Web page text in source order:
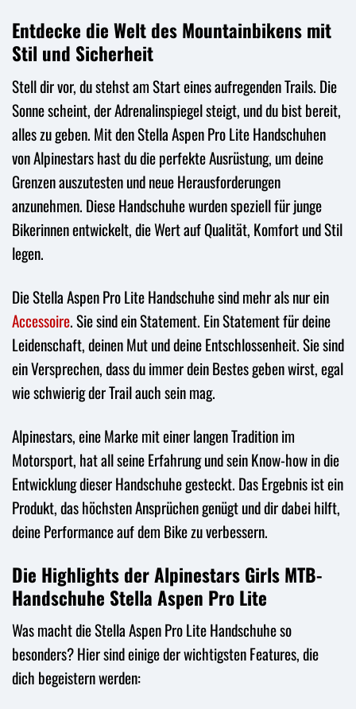
Entdecke die Welt des Mountainbikens mit
Stil und Sicherheit
Stell dir vor, du stehst am Start eines aufregenden Trails. Die
Sonne scheint, der Adrenalinspiegel steigt, und du bist bereit,
alles zu geben. Mit den Stella Aspen Pro Lite Handschuhen
von Alpinestars hast du die perfekte Ausrüstung, um deine
Grenzen auszutesten und neue Herausforderungen
anzunehmen. Diese Handschuhe wurden speziell für junge
Bikerinnen entwickelt, die Wert auf Qualität, Komfort und Stil
legen.
Die Stella Aspen Pro Lite Handschuhe sind mehr als nur ein
Accessoire. Sie sind ein Statement. Ein Statement für deine
Leidenschaft, deinen Mut und deine Entschlossenheit. Sie sind
ein Versprechen, dass du immer dein Bestes geben wirst, egal
wie schwierig der Trail auch sein mag.
Alpinestars, eine Marke mit einer langen Tradition im
Motorsport, hat all seine Erfahrung und sein Know-how in die
Entwicklung dieser Handschuhe gesteckt. Das Ergebnis ist ein
Produkt, das höchsten Ansprüchen genügt und dir dabei hilft,
deine Performance auf dem Bike zu verbessern.
Die Highlights der Alpinestars Girls MTB-
Handschuhe Stella Aspen Pro Lite
Was macht die Stella Aspen Pro Lite Handschuhe so
besonders? Hier sind einige der wichtigsten Features, die
dich begeistern werden: